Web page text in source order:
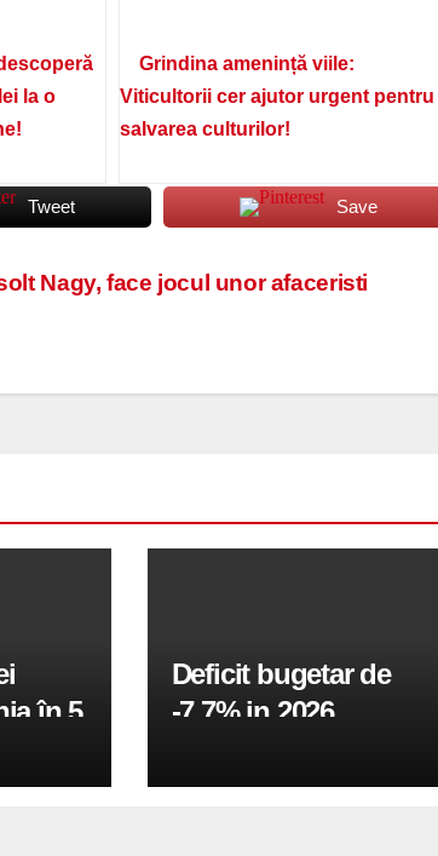
la o
Grindina amenință viile:
Viticultorii cer ajutor urgent pentru
salvarea culturilor!
Tweet Save
Nagy, face jocul unor afaceristi
în 5
Deficit bugetar de
-7,7% in 2026,
fiind de 6%